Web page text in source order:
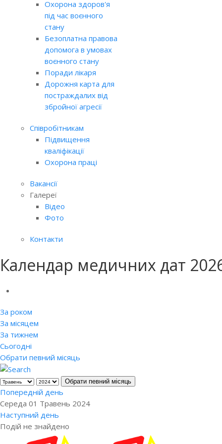
Охорона здоров'я
під час воєнного
стану
Безоплатна правова
допомога в умовах
воєнного стану
Поради лікаря
Дорожня карта для
постраждалих від
збройної агресії
Співробітникам
Підвищення
кваліфікації
Охорона праці
Вакансії
Галереї
Відео
Фото
Контакти
Календар медичних дат
За роком
За місяцем
За тижнем
Сьогодні
Обрати певний місяць
Обрати певний місяць
Попередній день
Середа 01 Травень 2024
Наступний день
Подій не знайдено